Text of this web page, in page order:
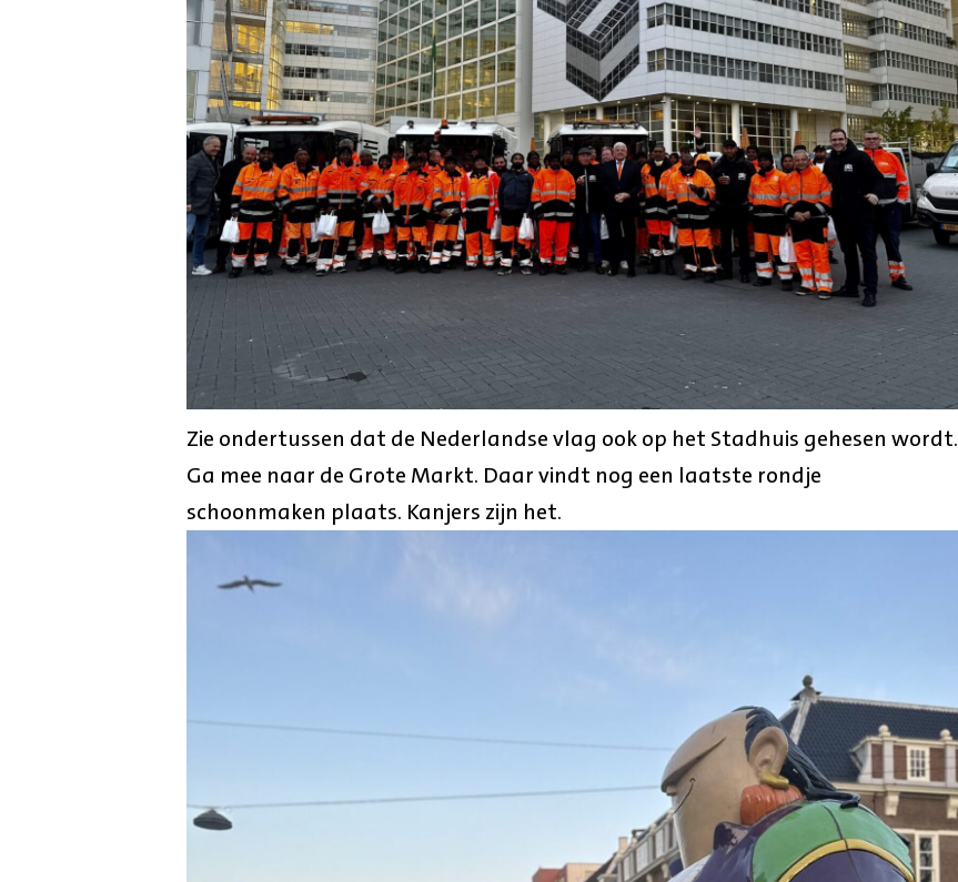
Zie ondertussen dat de Nederlandse vlag ook op het Stadhuis gehesen wordt.
Ga mee naar de Grote Markt. Daar vindt nog een laatste rondje
schoonmaken plaats. Kanjers zijn het.